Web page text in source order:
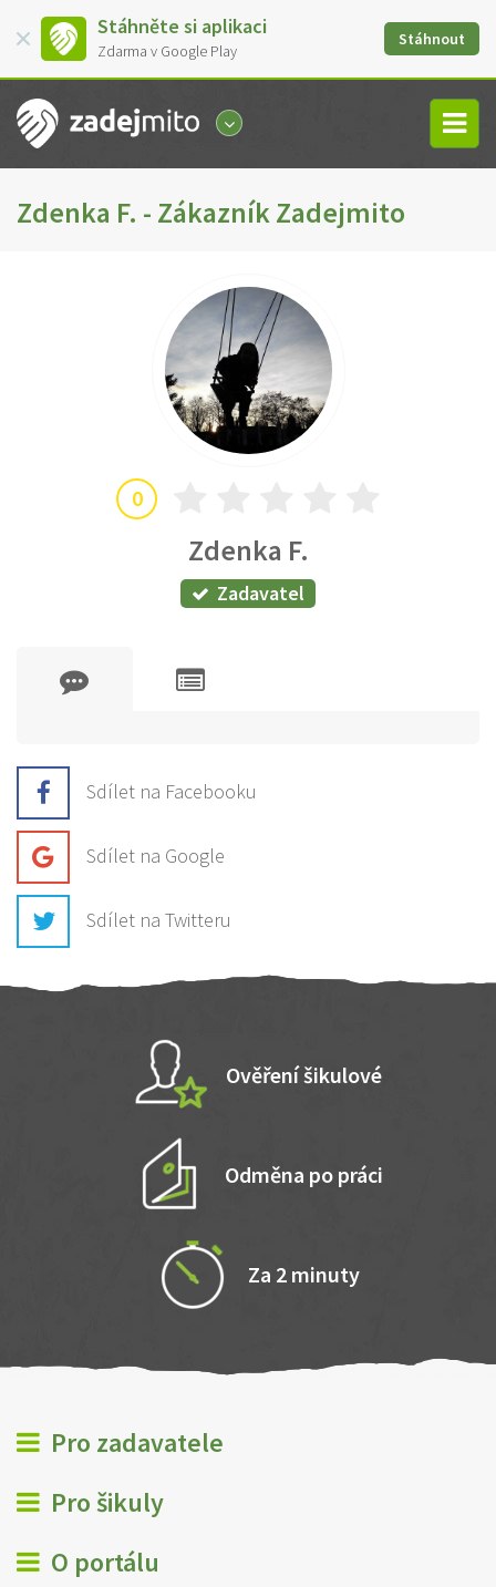
Stáhněte si aplikaci
Zdarma v Google Play
Stáhnout
Zdenka F. - Zákazník Zadejmito
0
Zdenka F.
Zadavatel
Sdílet na Facebooku
Sdílet na Google
Sdílet na Twitteru
Ověření šikulové
Odměna po práci
Za 2 minuty
Pro zadavatele
Pro šikuly
O portálu